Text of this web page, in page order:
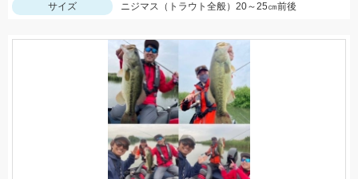
サイズ
ニジマス（トラウト全般）20～25㎝前後